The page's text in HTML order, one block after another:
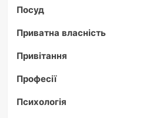
Посуд
Приватна власність
Привітання
Професії
Психологія